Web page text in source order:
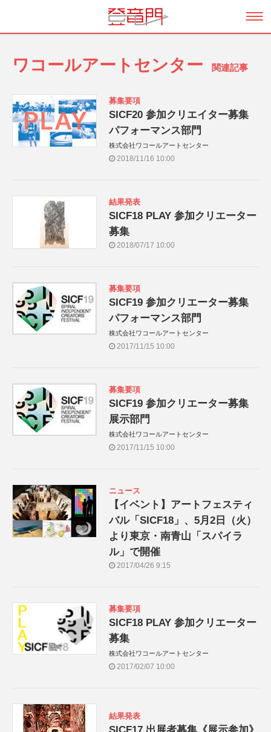
ワコールアートセンター 関連記事
募集要項
SICF20 参加クリエイター募集
パフォーマンス部門
株式会社ワコールアートセンター
2018/11/16 10:00
結果発表
SICF18 PLAY 参加クリエーター
募集
2018/07/17 10:00
募集要項
SICF19 参加クリエーター募集
パフォーマンス部門
株式会社ワコールアートセンター
2017/11/15 10:00
募集要項
SICF19 参加クリエーター募集
展示部門
株式会社ワコールアートセンター
2017/11/15 10:00
ニュース
【イベント】アートフェスティ
バル「SICF18」、5月2日（火）
より東京・南青山「スパイラ
ル」で開催
2017/04/26 9:15
募集要項
SICF18 PLAY 参加クリエーター
募集
株式会社ワコールアートセンター
2017/02/07 10:00
結果発表
SICF17 出展者募集《展示参加》